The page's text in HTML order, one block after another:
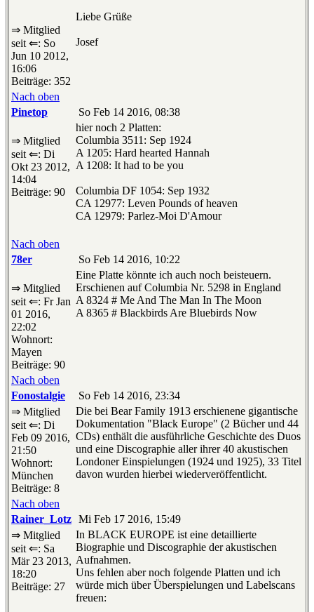
⇒ Mitglied
seit ⇐: So
Jun 10 2012,
16:06
Beiträge: 352
Liebe Grüße
Josef
Nach oben
Pinetop
So Feb 14 2016, 08:38
⇒ Mitglied
seit ⇐: Di
Okt 23 2012,
14:04
Beiträge: 90
hier noch 2 Platten:
Columbia 3511: Sep 1924
A 1205: Hard hearted Hannah
A 1208: It had to be you
Columbia DF 1054: Sep 1932
CA 12977: Leven Pounds of heaven
CA 12979: Parlez-Moi D'Amour
Nach oben
78er
So Feb 14 2016, 10:22
⇒ Mitglied
seit ⇐: Fr Jan
01 2016,
22:02
Wohnort:
Mayen
Beiträge: 90
Eine Platte könnte ich auch noch beisteuern.
Erschienen auf Columbia Nr. 5298 in England
A 8324 # Me And The Man In The Moon
A 8365 # Blackbirds Are Bluebirds Now
Nach oben
Fonostalgie
So Feb 14 2016, 23:34
⇒ Mitglied
seit ⇐: Di
Feb 09 2016,
21:50
Wohnort:
München
Beiträge: 8
Die bei Bear Family 1913 erschienene gigantische
Dokumentation "Black Europe" (2 Bücher und 44
CDs) enthält die ausführliche Geschichte des Duos
und eine Discographie aller ihrer 40 akustischen
Londoner Einspielungen (1924 und 1925), 33 Titel
davon wurden hierbei wiederveröffentlicht.
Nach oben
Rainer_Lotz Mi Feb 17 2016, 15:49
⇒ Mitglied
seit ⇐: Sa
Mär 23 2013,
18:20
Beiträge: 27
In BLACK EUROPE ist eine detaillierte
Biographie und Discographie der akustischen
Aufnahmen.
Uns fehlen aber noch folgende Platten und ich
würde mich über Überspielungen und Labelscans
freuen: